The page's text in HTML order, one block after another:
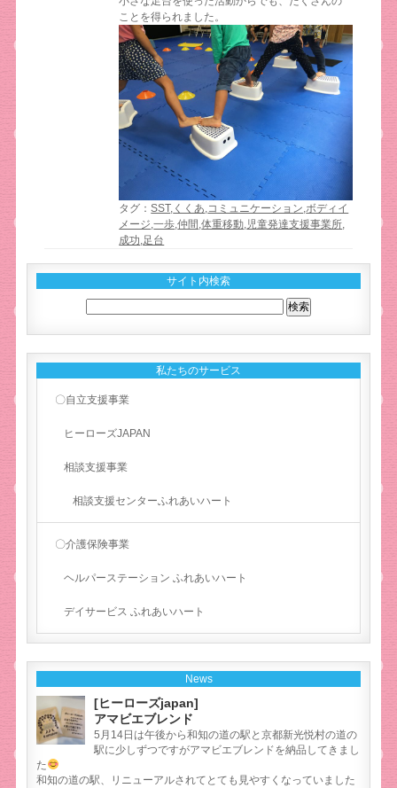
ことを得られました。
タグ：SST, くくあ コミュニケーション ボディイ
メージ ,一歩 ,仲間 ,体重移動 児童発達支援事業所
成功 足台
サイト内検索
私たちのサービス
〇自立支援事業
ヒーローズJAPAN
相談支援事業
相談支援センターふれあいハート
〇介護保険事業
ヘルパーステーション ふれあいハート
デイサービス ふれあいハート
News
[ヒーローズjapan]
アマビエブレンド
5月14日は午後から和知の道の駅と京都新光悦村の道の
駅に少しずつですがアマビエブレンドを納品してきまし
た
和知の道の駅、リニューアルされてとても見やすくなっていました